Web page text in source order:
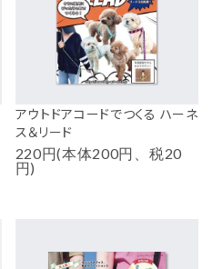
アウトドアコードでつくる ハーネ
ス＆リード
220円(本体200円、税20
円)